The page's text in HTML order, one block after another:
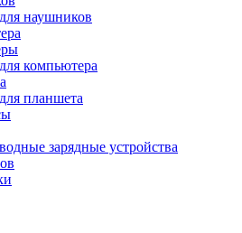
наушников
компьютера
планшета
зарядные устройства